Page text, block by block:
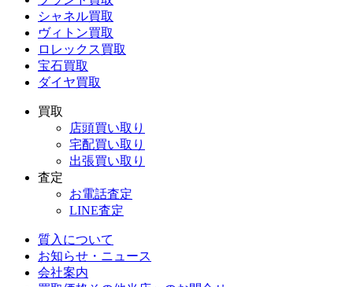
シャネル買取
ヴィトン買取
ロレックス買取
宝石買取
ダイヤ買取
買取
店頭買い取り
宅配買い取り
出張買い取り
査定
お電話査定
LINE査定
質入について
お知らせ・ニュース
会社案内